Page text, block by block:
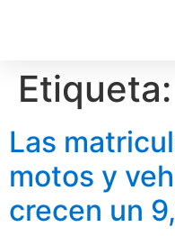
Etiqueta:
Las
motos y
crecen un